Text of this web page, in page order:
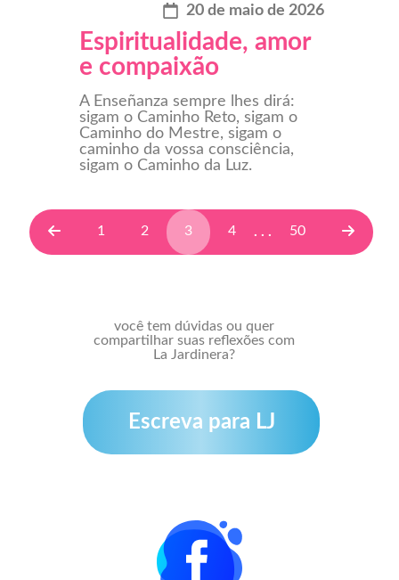
20 de maio de 2026
Espiritualidade, amor
e compaixão
A Enseñanza sempre lhes dirá:
sigam o Caminho Reto, sigam o
Caminho do Mestre, sigam o
caminho da vossa consciência,
sigam o Caminho da Luz.
1 2 3 4 . . . 50
você tem dúvidas ou quer
compartilhar suas reflexões com
La Jardinera?
Escreva para LJ